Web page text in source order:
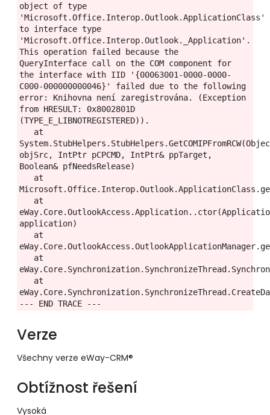
object of type
'Microsoft.Office.Interop.Outlook.ApplicationClass'
to interface type
'Microsoft.Office.Interop.Outlook._Application'.
This operation failed because the
QueryInterface call on the COM component for
the interface with IID '{00063001-0000-0000-
C000-000000000046}' failed due to the following
error: Knihovna není zaregistrována. (Exception
from HRESULT: 0x8002801D
(TYPE_E_LIBNOTREGISTERED)).
objSrc, IntPtr pCPCMD, IntPtr& ppTarget,
Boolean& pfNeedsRelease)
application)
--- END TRACE ---
Verze
Všechny verze eWay-CRM®
Obtížnost řešení
Vysoká